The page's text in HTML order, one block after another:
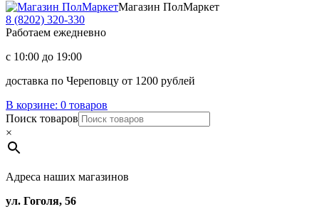
Магазин ПолМаркет
8 (8202) 320-330
Работаем ежедневно
с 10:00 до 19:00
доставка по Череповцу от 1200 рублей
В корзине: 0 товаров
Поиск товаров
×
Адреса наших магазинов
ул. Гоголя, 56